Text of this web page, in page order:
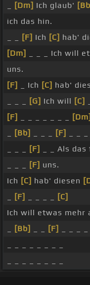
[Dm] Ich glaub'
ich das hin.
[F] Ich [C] hab'
[Dm]
_ _ _ Ich will
uns.
[F]
_ Ich [C] hab'
[G] Ich will [C]
[F]
[Dm]
[Bb] [F]
[F] _ _ Als das
[F] uns.
Ich [C] hab' diesen
[F]
[C]
Ich will etwas mehr
[Bb] [F]